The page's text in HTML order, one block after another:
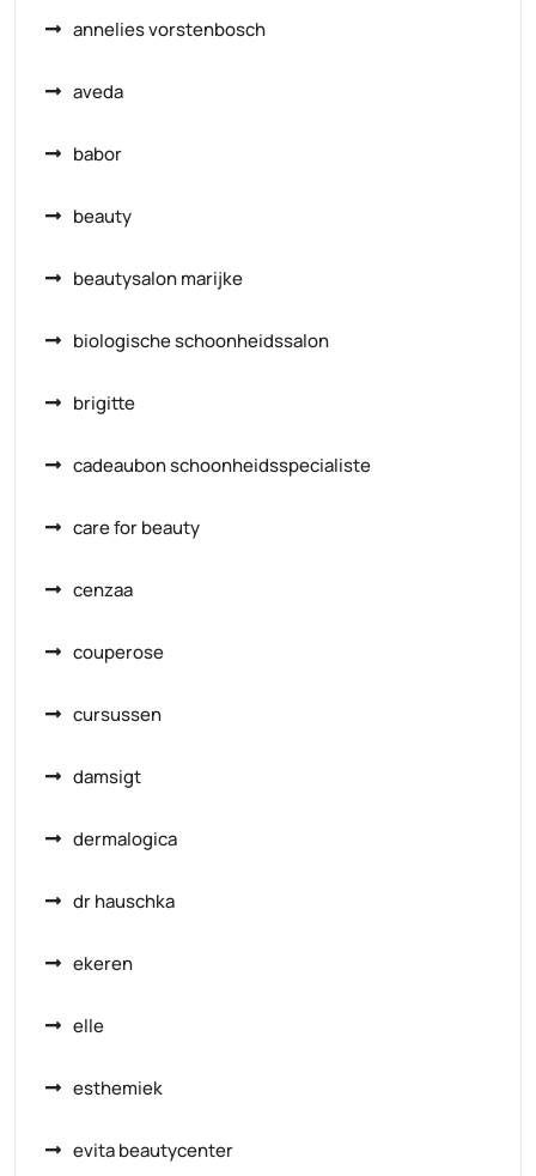
annelies vorstenbosch
aveda
babor
beauty
beautysalon marijke
biologische schoonheidssalon
brigitte
cadeaubon schoonheidsspecialiste
care for beauty
cenzaa
couperose
cursussen
damsigt
dermalogica
dr hauschka
ekeren
elle
esthemiek
evita beautycenter